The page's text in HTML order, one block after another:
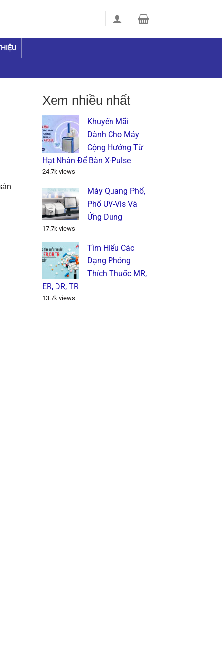
Xem nhiều nhất
Khuyến Mãi
Dành Cho Máy
Cộng Hưởng Từ
Hạt Nhân Để Bàn X-Pulse
24.7k views
Máy Quang Phổ,
Phổ UV-Vis Và
Ứng Dụng
17.7k views
Tìm Hiểu Các
Dạng Phóng
Thích Thuốc MR,
ER, DR, TR
13.7k views